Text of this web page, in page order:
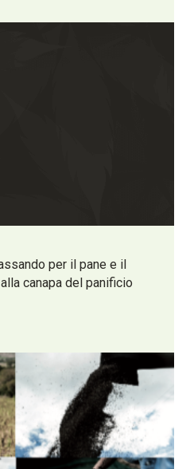
per il pane e il
canapa del panificio